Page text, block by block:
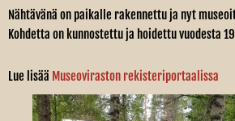
Nähtävänä on paikalle rakennettu ja nyt
Kohdetta on kunnostettu ja hoidettu vuodesta
Lue lisää Museoviraston rekisteriportaalissa